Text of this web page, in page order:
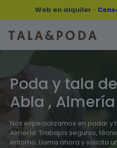
Web en alquiler-
Poda y tala
Abla , Almería
Nos especializamos en podar y
Almería. Trabajos seguros,
entorno. Llama ahora y solicita